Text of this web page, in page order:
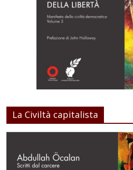
La Civiltà capitalista